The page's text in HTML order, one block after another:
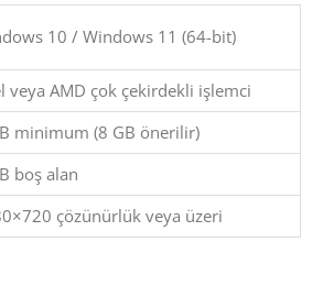
10 / Windows 11 (64-bit)
veya AMD çok çekirdekli işlemci
minimum (8 GB önerilir)
boş alan
çözünürlük veya üzeri